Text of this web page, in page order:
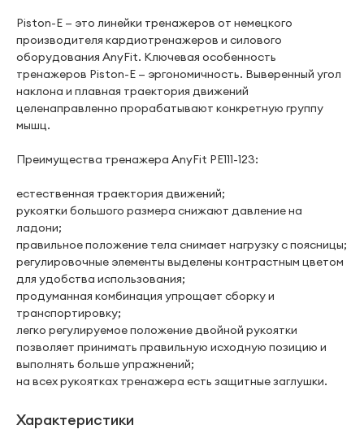
Piston-E — это линейки тренажеров от немецкого
производителя кардиотренажеров и силового
оборудования AnyFit. Ключевая особенность
тренажеров Piston-E — эргономичность. Выверенный угол
наклона и плавная траектория движений
целенаправленно прорабатывают конкретную группу
мышц.
Преимущества тренажера AnyFit PE111-123:
естественная траектория движений;
рукоятки большого размера снижают давление на
ладони;
правильное положение тела снимает нагрузку с поясницы;
регулировочные элементы выделены контрастным цветом
для удобства использования;
продуманная комбинация упрощает сборку и
транспортировку;
легко регулируемое положение двойной рукоятки
позволяет принимать правильную исходную позицию и
выполнять больше упражнений;
на всех рукоятках тренажера есть защитные заглушки.
Характеристики